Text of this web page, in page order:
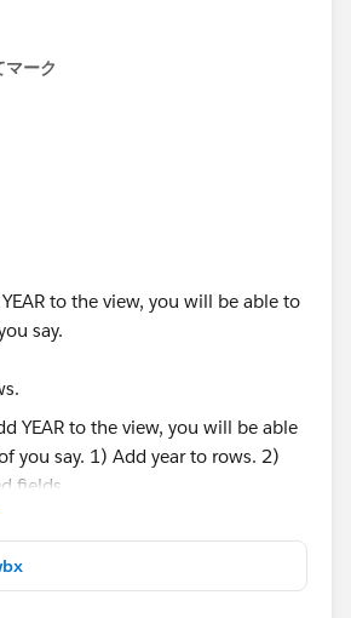
マーク
to the view, you will be able to
say.
fields.